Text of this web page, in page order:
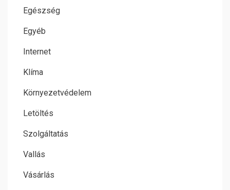
Egészség
Egyéb
Internet
Klíma
Környezetvédelem
Letöltés
Szolgáltatás
Vallás
Vásárlás